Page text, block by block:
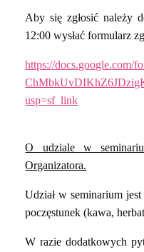
Aby się zgłosić należy
12:00 wysłać formularz
https://docs.google.com/
usp=sf_link
O udziale w
Organizatora.
Udział w seminarium
poczęstunek (kawa,
W razie dodatkowych